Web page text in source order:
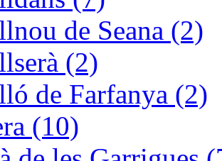
de Seana (2)
(2)
de Farfanya (2)
(10)